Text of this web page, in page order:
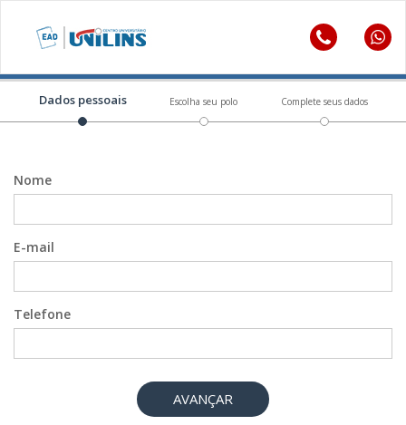
Dados pessoais Escolha seu polo Complete seus dados
Nome
E-mail
Telefone
AVANÇAR